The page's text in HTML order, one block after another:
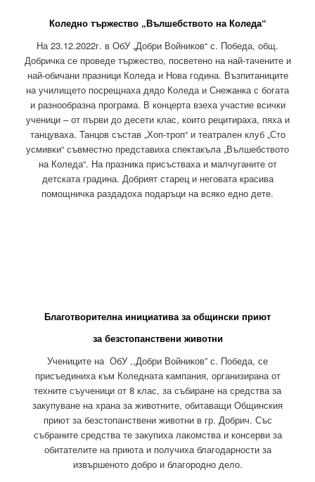
Коледно тържество „Вълшебството на Коледа“
На 23.12.2022г. в ОбУ „Добри Войников“ с. Победа, общ.
Добричка се проведе тържество, посветено на най-тачените и
най-обичани празници Коледа и Нова година. Възпитаниците
на училището посрещнаха дядо Коледа и Снежанка с богата
и разнообразна програма. В концерта взеха участие всички
ученици – от първи до десети клас, които рецитираха, пяха и
танцуваха. Танцов състав „Хоп-троп“ и театрален клуб „Сто
усмивки“ съвместно представиха спектакъла „Вълшебството
на Коледа“. На празника присъстваха и малчуганите от
детската градина. Добрият старец и неговата красива
помощничка раздадоха подаръци на всяко едно дете.
Благотворителна инициатива за общински приют
за безстопанствени животни
Учениците на ОбУ ,,Добри Войников” с. Победа, се
присъединиха към Коледната кампания, организирана от
техните съученици от 8 клас, за събиране на средства за
закупуване на храна за животните, обитаващи Общинския
приют за безстопанствени животни в гр. Добрич. Със
събраните средства те закупиха лакомства и консерви за
обитателите на приюта и получиха благодарности за
извършеното добро и благородно дело.